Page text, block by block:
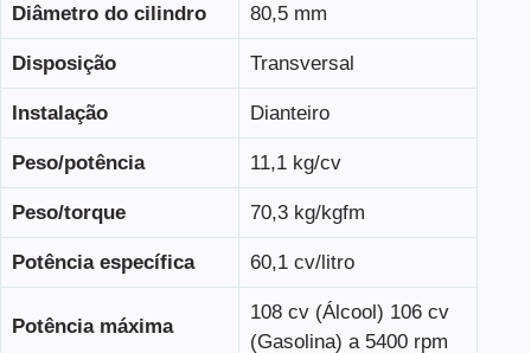
Diâmetro do cilindro 80,5 mm
Disposição Transversal
Instalação Dianteiro
Peso/potência 11,1 kg/cv
Peso/torque 70,3 kg/kgfm
Potência específica 60,1 cv/litro
Potência máxima
108 cv (Álcool) 106 cv
(Gasolina) a 5400 rpm